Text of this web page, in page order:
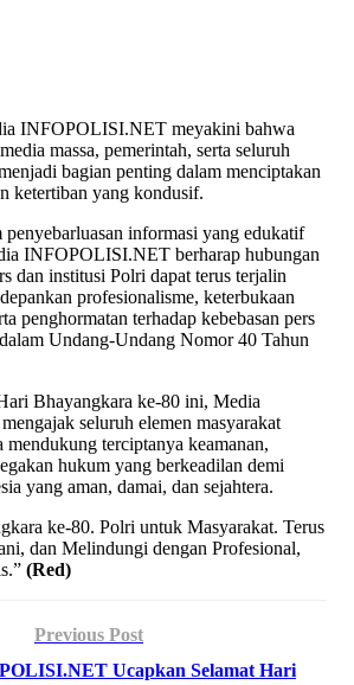
INFOPOLISI.NET meyakini bahwa
massa, pemerintah, serta seluruh
bagian penting dalam menciptakan
ketertiban yang kondusif.
penyebarluasan informasi yang edukatif
INFOPOLISI.NET berharap hubungan
dan institusi Polri dapat terus terjalin
profesionalisme, keterbukaan
penghormatan terhadap kebebasan pers
Undang-Undang Nomor 40 Tahun
Bhayangkara ke-80 ini, Media
seluruh elemen masyarakat
mendukung terciptanya keamanan,
hukum yang berkeadilan demi
yang aman, damai, dan sejahtera.
ke-80. Polri untuk Masyarakat. Terus
dan Melindungi dengan Profesional,
(Red)
Previous Post
Ucapkan Selamat Hari